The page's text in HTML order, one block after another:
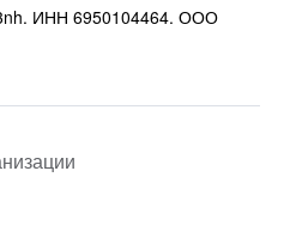
ИНН 6950104464. ООО